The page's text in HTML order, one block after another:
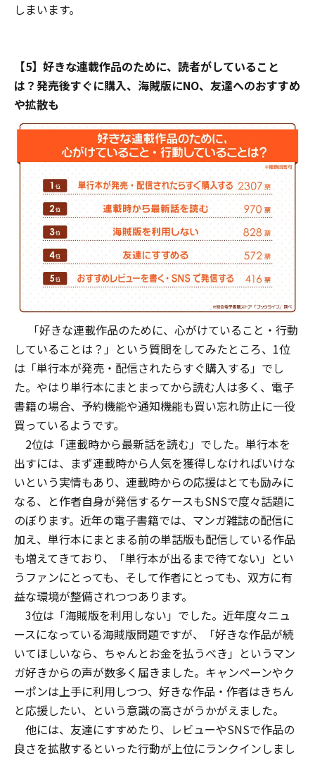
しまいます。
【5】好きな連載作品のために、読者がしていること
は？発売後すぐに購入、海賊版にNO、友達へのおすすめ
や拡散も
「好きな連載作品のために、心がけていること・行動
していることは？」という質問をしてみたところ、1位
は「単行本が発売・配信されたらすぐ購入する」でし
た。やはり単行本にまとまってから読む人は多く、電子
書籍の場合、予約機能や通知機能も買い忘れ防止に一役
買っているようです。
2位は「連載時から最新話を読む」でした。単行本を
出すには、まず連載時から人気を獲得しなければいけな
いという実情もあり、連載時からの応援はとても励みに
なる、と作者自身が発信するケースもSNSで度々話題に
のぼります。近年の電子書籍では、マンガ雑誌の配信に
加え、単行本にまとまる前の単話版も配信している作品
も増えてきており、「単行本が出るまで待てない」とい
うファンにとっても、そして作者にとっても、双方に有
益な環境が整備されつつあります。
3位は「海賊版を利用しない」でした。近年度々ニュ
ースになっている海賊版問題ですが、「好きな作品が続
いてほしいなら、ちゃんとお金を払うべき」というマン
ガ好きからの声が数多く届きました。キャンペーンやク
ーポンは上手に利用しつつ、好きな作品・作者はきちん
と応援したい、という意識の高さがうかがえました。
他には、友達にすすめたり、レビューやSNSで作品の
良さを拡散するといった行動が上位にランクインしまし